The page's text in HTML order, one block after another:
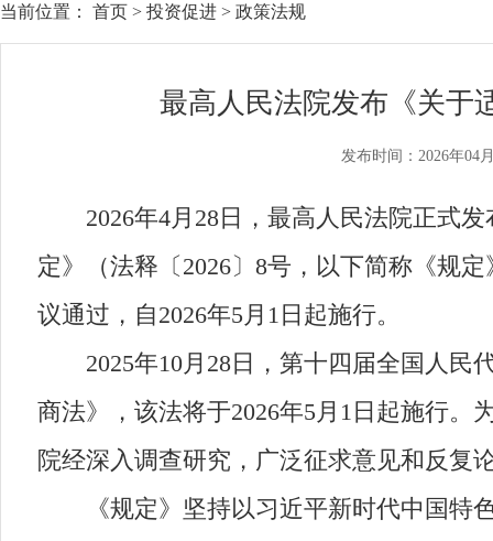
当前位置： 首页 > 投资促进 > 政策法规
最高人民法院发布《关于
发布时间：2026年04
2026年4月28日，最高人民法院正式发
定》（法释〔2026〕8号，以下简称《规
议通过，自2026年5月1日起施行。
2025年10月28日，第十四届全国人民
商法》，该法将于2026年5月1日起施行
院经深入调查研究，广泛征求意见和反复
《规定》坚持以习近平新时代中国特色